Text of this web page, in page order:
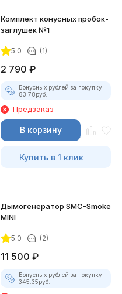
Комплект конусных пробок-
заглушек №1
5.0 (1)
2 790 ₽
Бонусных рублей за покупку:
83.78руб.
Предзаказ
В корзину
Купить в 1 клик
Дымогенератор SMC-Smoke
MINI
5.0 (2)
11 500 ₽
Бонусных рублей за покупку:
345.35руб.